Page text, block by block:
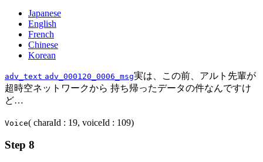
Japanese
English
French
Chinese
Korean
adv_text adv_000120_0006_msg実は、この前、アルト先輩が
超時空ネットワークから 持ち帰ったデータの件なんですけ
ど…
Voice( charaId : 19, voiceId : 109)
Step 8